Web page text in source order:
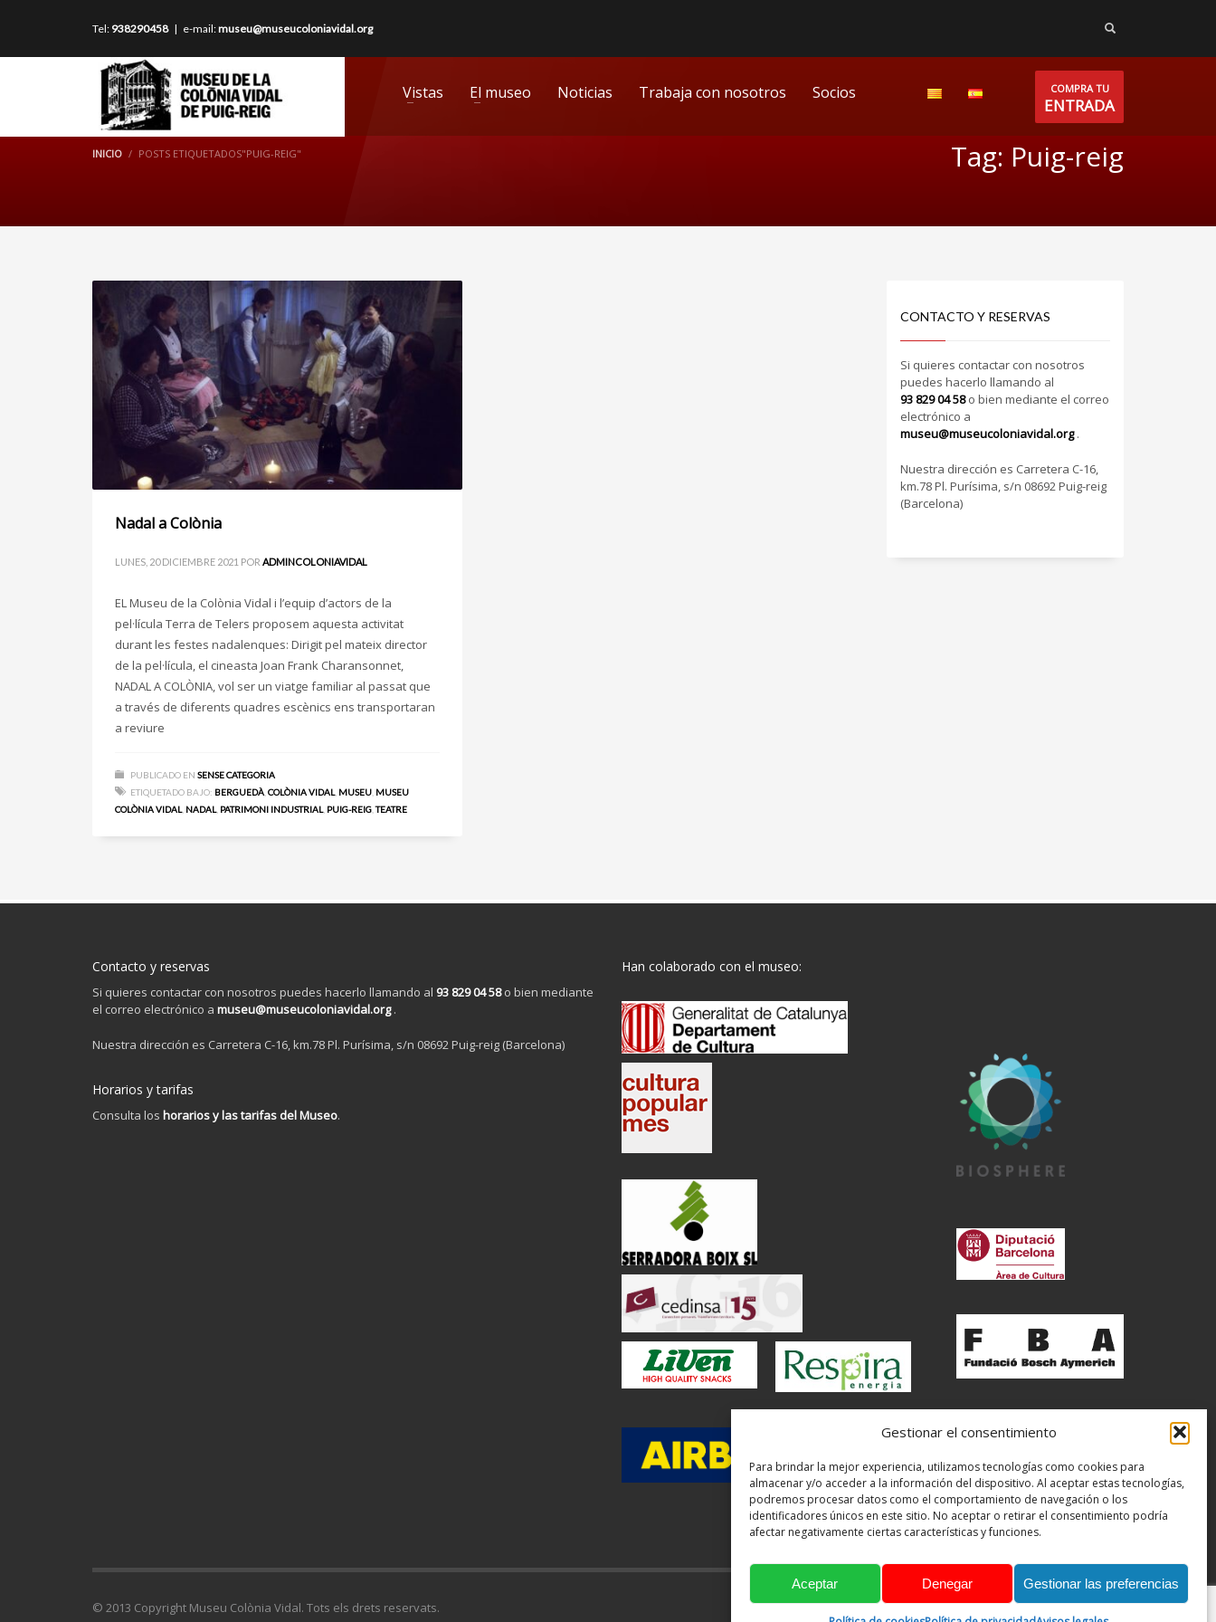
Gestionar el consentimiento
Para brindar la mejor experiencia, utilizamos tecnologías como cookies para
almacenar y/o acceder a la información del dispositivo. Al aceptar estas tecnologías,
podremos procesar datos como el comportamiento de navegación o los
identificadores únicos en este sitio. No aceptar o retirar el consentimiento podría
afectar negativamente ciertas características y funciones.
Aceptar Denegar Gestionar las preferencias
Tel: 938290458| e-mail:museu@museucoloniavidal.org
Vistas El museo Noticias Trabaja con nosotros Socios COMPRA TU
ENTRADA
INICIO POSTS ETIQUETADOS"PUIG-REIG" Tag: Puig-reig
Nadal a Colònia
LUNES, 20 DICIEMBRE 2021 POR ADMINCOLONIAVIDAL
EL Museu de la Colònia Vidal i l’equip d’actors de la
pel·lícula Terra de Telers proposem aquesta activitat
durant les festes nadalenques: Dirigit pel mateix director
de la pel·lícula, el cineasta Joan Frank Charansonnet,
NADAL A COLÒNIA, vol ser un viatge familiar al passat que
a través de diferents quadres escènics ens transportaran
a reviure
PUBLICADO EN SENSE CATEGORIA
ETIQUETADO BAJO: BERGUEDÀ COLÒNIA VIDAL, MUSEU MUSEU
COLÒNIA VIDAL, NADAL, PATRIMONI INDUSTRIAL, PUIG-REIG ,TEATRE
CONTACTO Y RESERVAS
Si quieres contactar con nosotros
puedes hacerlo llamando al
93 829 04 58o bien mediante el correo
electrónico a
museu@museucoloniavidal.org.
Nuestra dirección es Carretera C-16,
km.78 Pl. Purísima, s/n 08692 Puig-reig
(Barcelona)
Contacto y reservas
Si quieres contactar con nosotros puedes hacerlo llamando al 93 829 04 58o bien mediante
el correo electrónico a museu@museucoloniavidal.org.
Nuestra dirección es Carretera C-16, km.78 Pl. Purísima, s/n 08692 Puig-reig (Barcelona)
Horarios y tarifas
Consulta los horarios y las tarifas del Museo.
Han colaborado con el museo:
© 2013 Copyright Museu Colònia Vidal. Tots els drets reservats.